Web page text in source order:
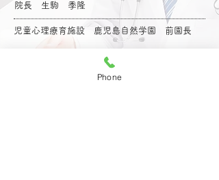
院長 生駒 季隆
児童心理療育施設 鹿児島自然学園 前園長
Phone